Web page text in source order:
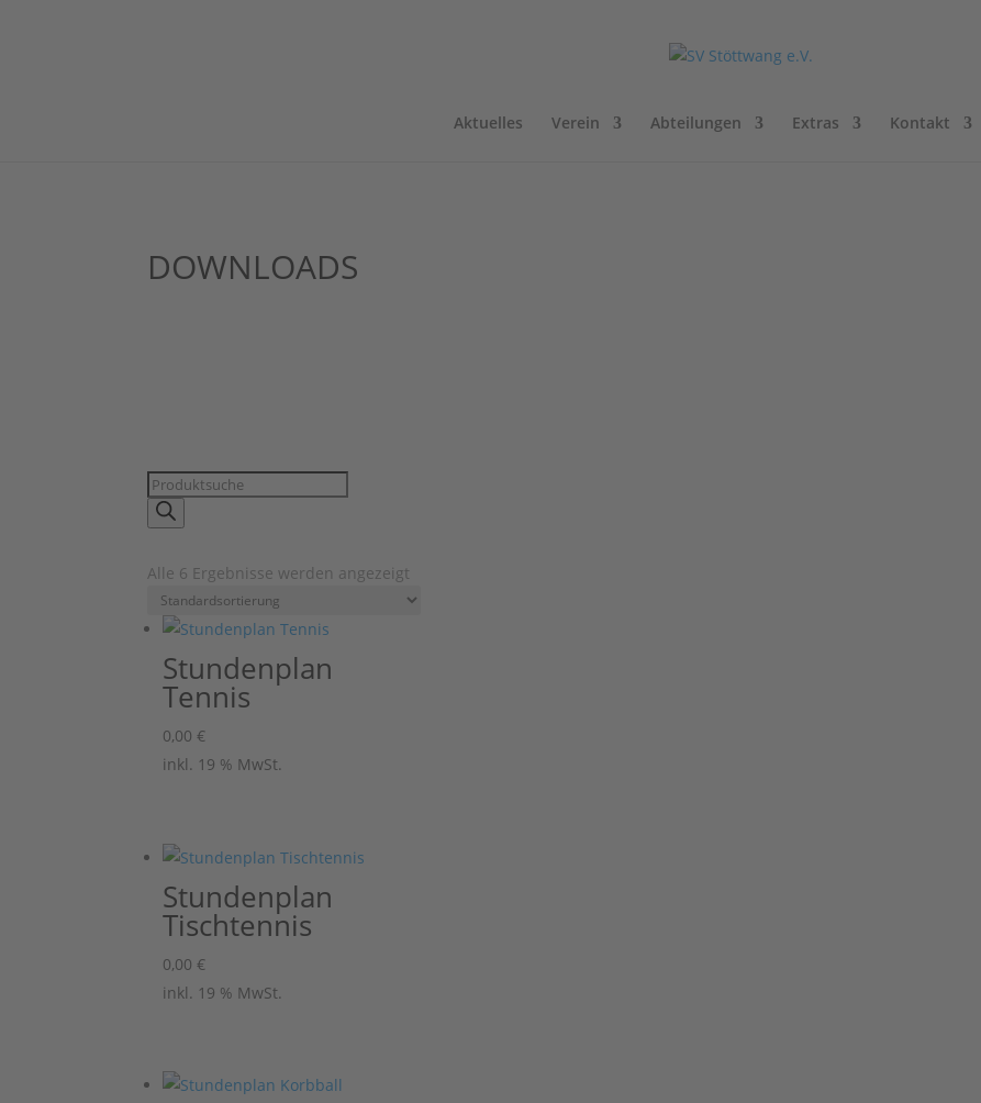
Aktuelles Verein Abteilungen Extras Kontakt
DOWNLOADS
Products
search
Alle 6 Ergebnisse werden angezeigt
Stundenplan
Tennis
0,00 €
inkl. 19 % MwSt.
Stundenplan
Tischtennis
0,00 €
inkl. 19 % MwSt.